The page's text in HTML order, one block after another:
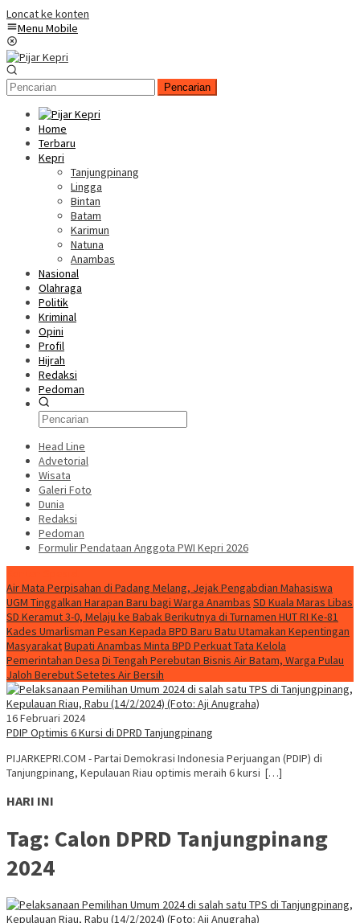
Loncat ke konten
Menu Mobile
Pencarian
Home
Terbaru
Kepri
Tanjungpinang
Lingga
Bintan
Batam
Karimun
Natuna
Anambas
Nasional
Olahraga
Politik
Kriminal
Opini
Profil
Hijrah
Redaksi
Pedoman
Head Line
Advetorial
Wisata
Galeri Foto
Dunia
Redaksi
Pedoman
Formulir Pendataan Anggota PWI Kepri 2026
Air Mata Perpisahan di Padang Melang, Jejak Pengabdian Mahasiswa
UGM Tinggalkan Harapan Baru bagi Warga Anambas SD Kuala Maras Libas
SD Keramut 3-0, Melaju ke Babak Berikutnya di Turnamen HUT RI Ke-81
Kades Umarlisman Pesan Kepada BPD Baru Batu Utamakan Kepentingan
MasyarakatBupati Anambas Minta BPD Perkuat Tata Kelola
Pemerintahan Desa Di Tengah Perebutan Bisnis Air Batam, Warga Pulau
Jaloh Berebut Setetes Air Bersih
16 Februari 2024
PDIP Optimis 6 Kursi di DPRD Tanjungpinang
PIJARKEPRI.COM - Partai Demokrasi Indonesia Perjuangan (PDIP) di
Tanjungpinang, Kepulauan Riau optimis meraih 6 kursi […]
HARI INI
Tag: Calon DPRD Tanjungpinang
2024